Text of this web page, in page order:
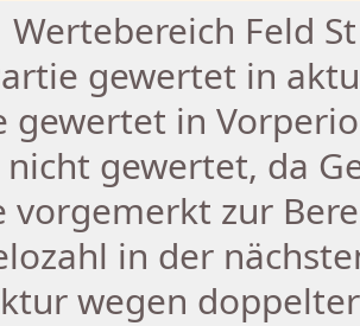
Wertebereich Feld
gewertet in
gewertet in
nicht gewertet, da
vorgemerkt zur
in der
wegen